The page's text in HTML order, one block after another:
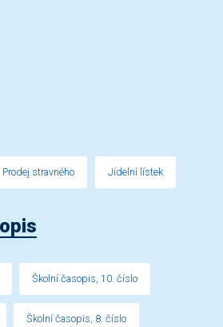
Prodej stravného Jídelní lístek
Školní časopis, 10. číslo
Školní časopis, 8. číslo